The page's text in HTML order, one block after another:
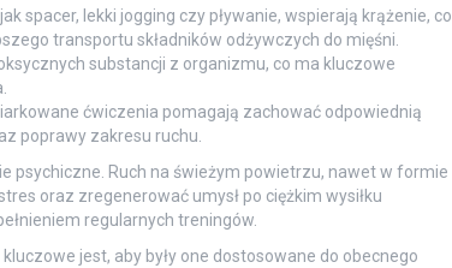
spacer, lekki jogging czy pływanie, wspierają krążenie, co
transportu składników odżywczych do mięśni.
substancji z organizmu, co ma kluczowe
ćwiczenia pomagają zachować odpowiednią
poprawy zakresu ruchu.
psychiczne. Ruch na świeżym powietrzu, nawet w formie
oraz zregenerować umysł po ciężkim wysiłku
regularnych treningów.
jest, aby były one dostosowane do obecnego